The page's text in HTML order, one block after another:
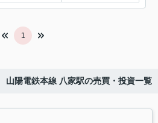
1
山陽電鉄本線 八家駅の売買・投資一覧